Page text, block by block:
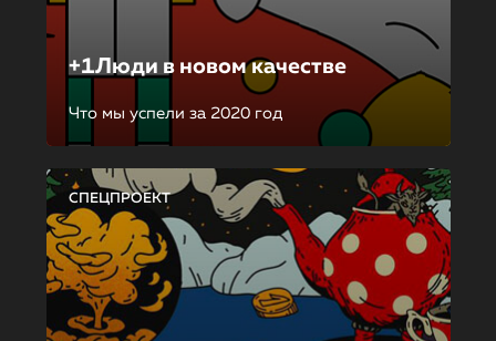
+1Люди в новом качестве
Что мы успели за 2020 год
СПЕЦПРОЕКТ